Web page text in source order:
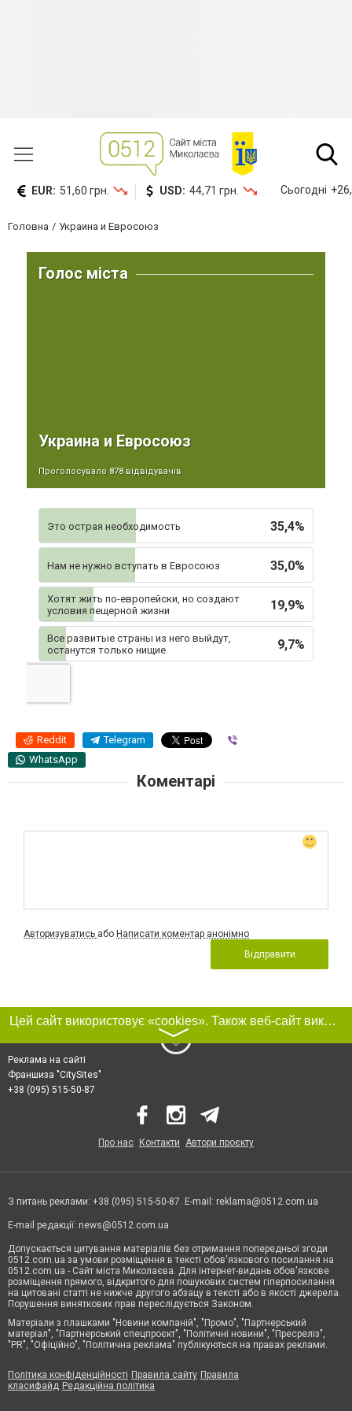
EUR: 51,60 грн. USD: 44,71 грн. Сьогодні
Головна Украина и Евросоюз
Голос міста
Украина и Евросоюз
Проголосувало 878 відвідувачів
35,4%
Это острая необходимость
35,0%
Нам не нужно вступать в Евросоюз
19,9%
Хотят жить по-европейски, но создают
условия пещерной жизни
9,7%
Все развитые страны из него выйдут,
останутся только нищие
Reddit Telegram
WhatsApp
Коментарі
Авторизуватись або Написати коментар анонімно
Відправити
Цей сайт використовує «cookies». Також веб-сайт використовує інтернет-сервіс для збору технічних даних стосовно відвідувачів з метою отримання маркетингової та статистичної інформації. Умови обробки даних відвідувачів сайту див.
〉
Реклама на сайті
Франшиза "CitySites"
+38 (095) 515-50-87
Про нас Контакти Автори проєкту
З питань реклами: +38 (095) 515-50-87. E-mail: reklama@0512.com.ua
E-mail редакції: news@0512.com.ua
Допускається цитування матеріалів без отримання попередньої згоди
0512.com.ua за умови розміщення в тексті обов'язкового посилання на
0512.com.ua - Сайт міста Миколаєва. Для інтернет-видань обов'язкове
розміщення прямого, відкритого для пошукових систем гіперпосилання
на цитовані статті не нижче другого абзацу в тексті або в якості джерела.
Порушення виняткових прав переслідується Законом.
Матеріали з плашками "Новини компаній", "Промо", "Партнерський
матеріал", "Партнерський спецпроєкт", "Політичні новини", "Пресреліз",
"PR", "Офіційно", "Політична реклама" публікуються на правах реклами.
Політика конфіденційності Правила сайту Правила
класифайд Редакційна політика